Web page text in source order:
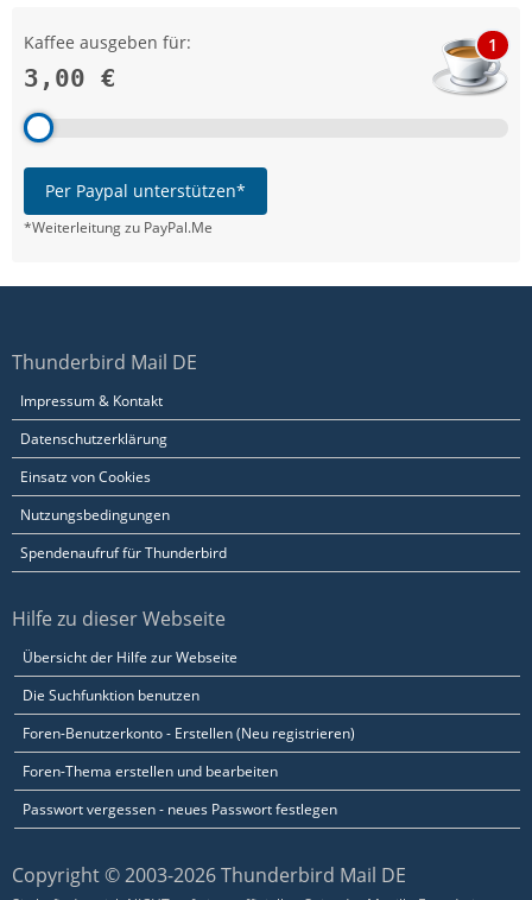
Kaffee ausgeben für:
3,00 €
1
Per Paypal unterstützen*
*Weiterleitung zu PayPal.Me
Thunderbird Mail DE
Impressum & Kontakt
Datenschutzerklärung
Einsatz von Cookies
Nutzungsbedingungen
Spendenaufruf für Thunderbird
Hilfe zu dieser Webseite
Übersicht der Hilfe zur Webseite
Die Suchfunktion benutzen
Foren-Benutzerkonto - Erstellen (Neu registrieren)
Foren-Thema erstellen und bearbeiten
Passwort vergessen - neues Passwort festlegen
Copyright © 2003-2026 Thunderbird Mail DE